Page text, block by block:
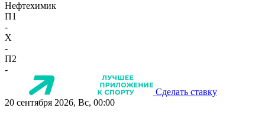
Нефтехимик
П1
-
X
-
П2
-
Сделать ставку
20 сентября 2026, Вс, 00:00